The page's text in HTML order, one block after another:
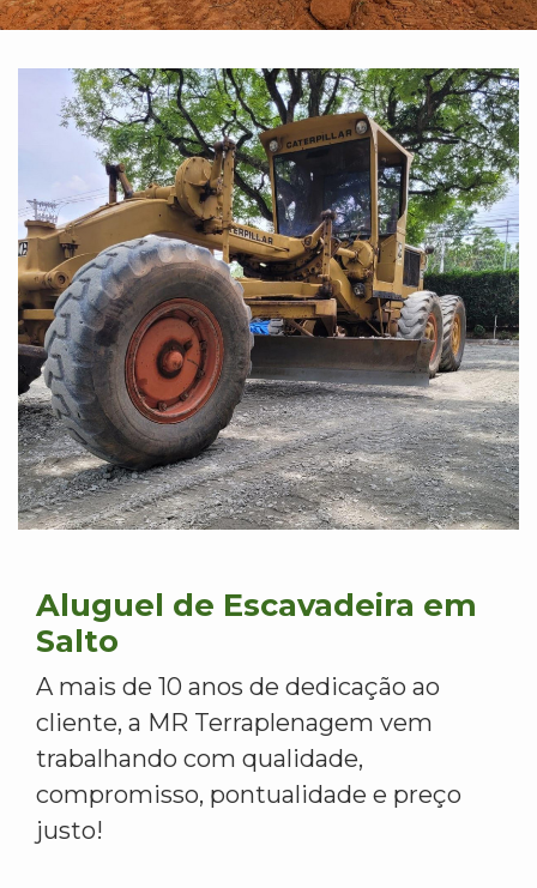
Aluguel de Escavadeira em
Salto
A mais de 10 anos de dedicação ao
cliente, a MR Terraplenagem vem
trabalhando com qualidade,
compromisso, pontualidade e preço
justo!